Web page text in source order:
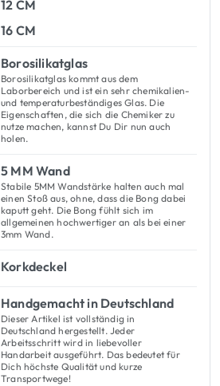
12 CM
16 CM
Borosilikatglas
Borosilikatglas kommt aus dem
Laborbereich und ist ein sehr chemikalien-
und temperaturbeständiges Glas. Die
Eigenschaften, die sich die Chemiker zu
nutze machen, kannst Du Dir nun auch
holen.
5 MM Wand
Stabile 5MM Wandstärke halten auch mal
einen Stoß aus, ohne, dass die Bong dabei
kaputt geht. Die Bong fühlt sich im
allgemeinen hochwertiger an als bei einer
3mm Wand.
Korkdeckel
Handgemacht in Deutschland
Dieser Artikel ist vollständig in
Deutschland hergestellt. Jeder
Arbeitsschritt wird in liebevoller
Handarbeit ausgeführt. Das bedeutet für
Dich höchste Qualität und kurze
Transportwege!